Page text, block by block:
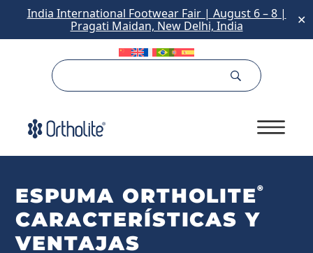
India International Footwear Fair | August 6 – 8 |
Pragati Maidan, New Delhi, India
✕
ESPUMA ORTHOLITE®
CARACTERÍSTICAS Y
VENTAJAS